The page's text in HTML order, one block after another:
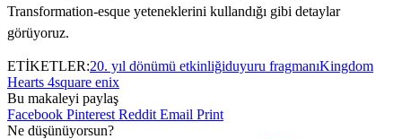
Transformation-esque yeteneklerini kullandığı gibi detaylar
görüyoruz.
ETİKETLER:20. yıl dönümü etkinliğiduyuru fragmanıKingdom
Hearts 4square enix
Bu makaleyi paylaş
Facebook Pinterest Reddit Email Print
Ne düşünüyorsun?